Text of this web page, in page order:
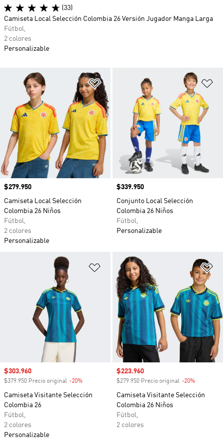
Añadir a la lista de deseos
Precio
$279.950
Camiseta Local Selección
Colombia 26 Niños
Fútbol,
2 colores
Personalizable
Precio
$339.950
Conjunto Local Selección
Colombia 26 Niños
Fútbol,
Personalizable
Añadir a la lista de deseos
Precio de venta
$303.960
$379.950 Precio original -20%
Camiseta Visitante Selección
Colombia 26
Fútbol,
2 colores
Personalizable
Precio de venta
$223.960
$279.950 Precio original -20%
Camiseta Visitante Selección
Colombia 26 Niños
Fútbol,
2 colores
(33)
Camiseta Local Selección Colombia 26 Versión Jugador Manga Larga
Fútbol,
2 colores
Personalizable